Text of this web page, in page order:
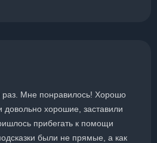
раз. Мне понравилось! Хорошо
довольно хорошие, заставили
прибегать к помощи
были не прямые, а как